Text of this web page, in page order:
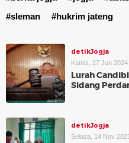
#sleman
#hukrim jateng
detikJogja
Kamis, 27 Jun
Lurah
Sidang
detikJogja
Selasa, 14 Nov